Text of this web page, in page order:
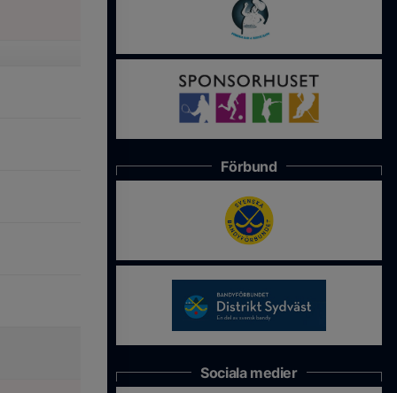
Förbund
Sociala medier